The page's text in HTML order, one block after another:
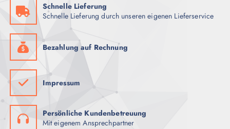
Schnelle Lieferung
Schnelle Lieferung durch unseren eigenen Lieferservice
Bezahlung auf Rechnung
Impressum
Persönliche Kundenbetreuung
Mit eigenem Ansprechpartner